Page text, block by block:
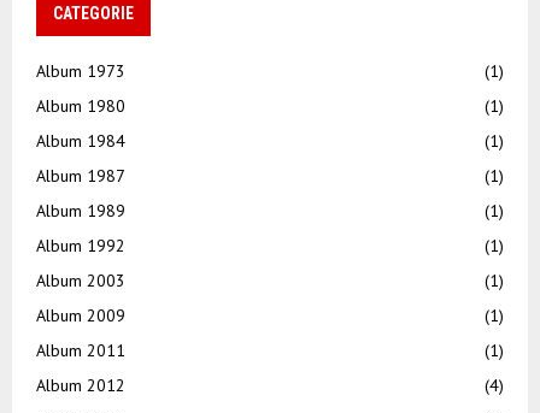
CATEGORIE
Album 1973
(1)
Album 1980
(1)
Album 1984
(1)
Album 1987
(1)
Album 1989
(1)
Album 1992
(1)
Album 2003
(1)
Album 2009
(1)
Album 2011
(1)
Album 2012
(4)